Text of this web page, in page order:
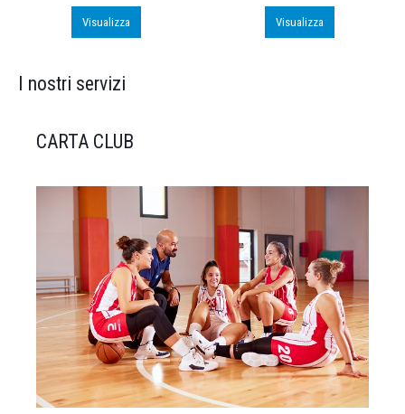
Visualizza Visualizza
I nostri servizi
CARTA CLUB